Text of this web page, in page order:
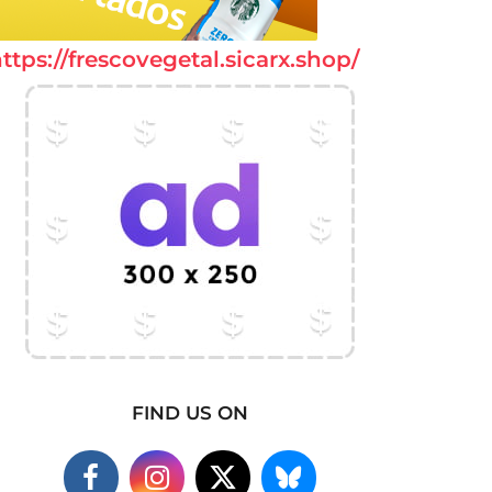
frescovegetal.sicarx.shop/
FIND US ON